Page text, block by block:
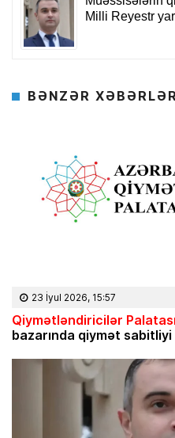
BƏNZƏR
23 İyul 2026, 15:57
Qiymətləndiricilər
bazarında qiymət